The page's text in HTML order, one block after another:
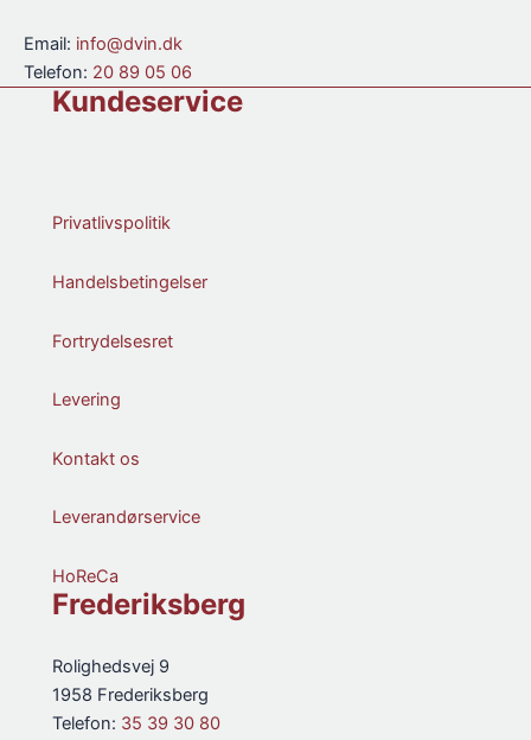
Email: info@dvin.dk
Telefon: 20 89 05 06
Kundeservice
Privatlivspolitik
Handelsbetingelser
Fortrydelsesret
Levering
Kontakt os
Leverandørservice
HoReCa
Frederiksberg
Rolighedsvej 9
1958 Frederiksberg
Telefon: 35 39 30 80